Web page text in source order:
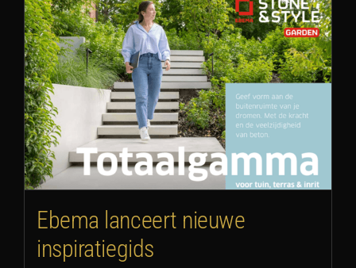
Ebema lanceert nieuwe
inspiratiegids